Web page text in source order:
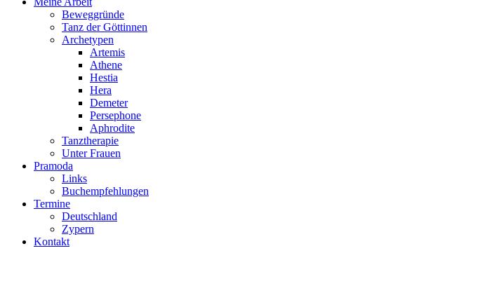
Beweggründe
Tanz der Göttinnen
Archetypen
Artemis
Athene
Hestia
Hera
Demeter
Persephone
Aphrodite
Tanztherapie
Unter Frauen
Pramoda
Links
Buchempfehlungen
Termine
Deutschland
Zypern
Kontakt